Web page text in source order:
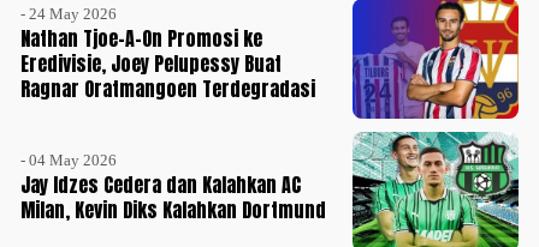
- 24 May 2026
Nathan Tjoe-A-On Promosi ke
Eredivisie, Joey Pelupessy Buat
Ragnar Oratmangoen Terdegradasi
- 04 May 2026
Jay Idzes Cedera dan Kalahkan AC
Milan, Kevin Diks Kalahkan Dortmund
Video